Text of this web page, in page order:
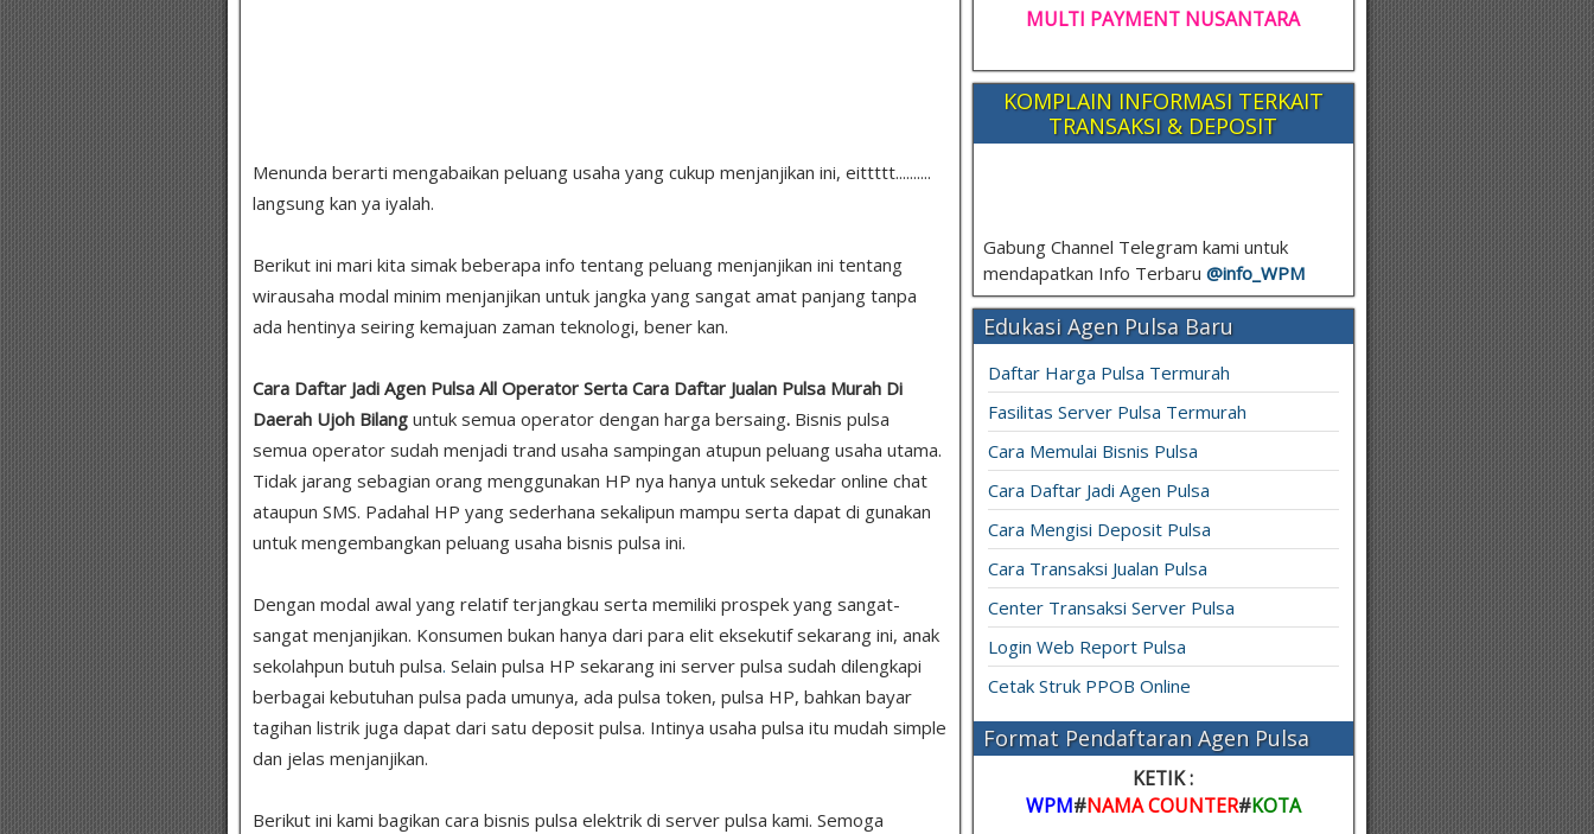
Menunda berarti mengabaikan peluang usaha yang cukup menjanjikan ini, eittttt..........
langsung kan ya iyalah.
Berikut ini mari kita simak beberapa info tentang peluang menjanjikan ini tentang
wirausaha modal minim menjanjikan untuk jangka yang sangat amat panjang tanpa
ada hentinya seiring kemajuan zaman teknologi, bener kan.
Cara Daftar Jadi Agen Pulsa All Operator Serta Cara Daftar Jualan Pulsa Murah Di
Daerah Ujoh Bilang untuk semua operator dengan harga bersaing. Bisnis pulsa
semua operator sudah menjadi trand usaha sampingan atupun peluang usaha utama.
Tidak jarang sebagian orang menggunakan HP nya hanya untuk sekedar online chat
ataupun SMS. Padahal HP yang sederhana sekalipun mampu serta dapat di gunakan
untuk mengembangkan peluang usaha bisnis pulsa ini.
Dengan modal awal yang relatif terjangkau serta memiliki prospek yang sangat-
sangat menjanjikan. Konsumen bukan hanya dari para elit eksekutif sekarang ini, anak
sekolahpun butuh pulsa. Selain pulsa HP sekarang ini server pulsa sudah dilengkapi
berbagai kebutuhan pulsa pada umunya, ada pulsa token, pulsa HP, bahkan bayar
tagihan listrik juga dapat dari satu deposit pulsa. Intinya usaha pulsa itu mudah simple
dan jelas menjanjikan.
Berikut ini kami bagikan cara bisnis pulsa elektrik di server pulsa kami. Semoga
MULTI PAYMENT NUSANTARA
KOMPLAIN INFORMASI TERKAIT
TRANSAKSI & DEPOSIT
Gabung Channel Telegram kami untuk
mendapatkan Info Terbaru @info_ WPM
Edukasi Agen Pulsa Baru
Daftar Harga Pulsa Termurah
Fasilitas Server Pulsa Termurah
Cara Memulai Bisnis Pulsa
Cara Daftar Jadi Agen Pulsa
Cara Mengisi Deposit Pulsa
Cara Transaksi Jualan Pulsa
Center Transaksi Server Pulsa
Login Web Report Pulsa
Cetak Struk PPOB Online
Format Pendaftaran Agen Pulsa
KETIK :
WPM#NAMA COUNTER#KOTA